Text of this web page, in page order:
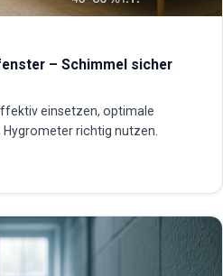
– Schimmel sicher
einsetzen, optimale
richtig nutzen.